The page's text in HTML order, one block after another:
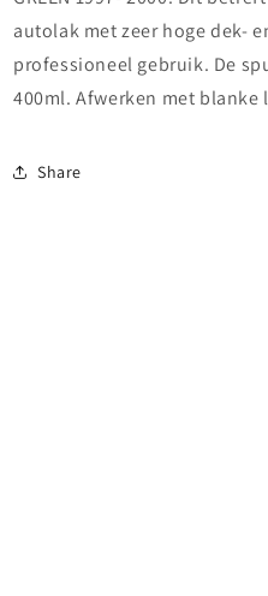
autolak met zeer hoge dek-
professioneel gebruik. De
400ml. Afwerken met blanke
Share